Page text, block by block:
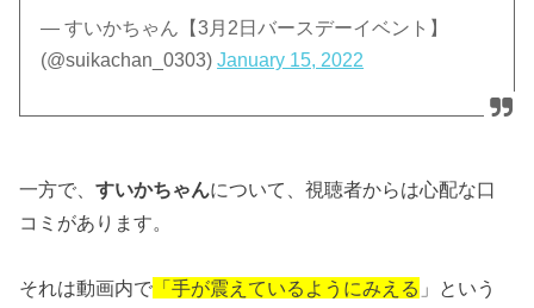
— すいかちゃん【3月2日バースデーイベント】
(@suikachan_0303)January 15, 2022
一方で、すいかちゃんについて、視聴者からは心配な口
コミがあります。
それは動画内で 「手が震えているようにみえる 」という